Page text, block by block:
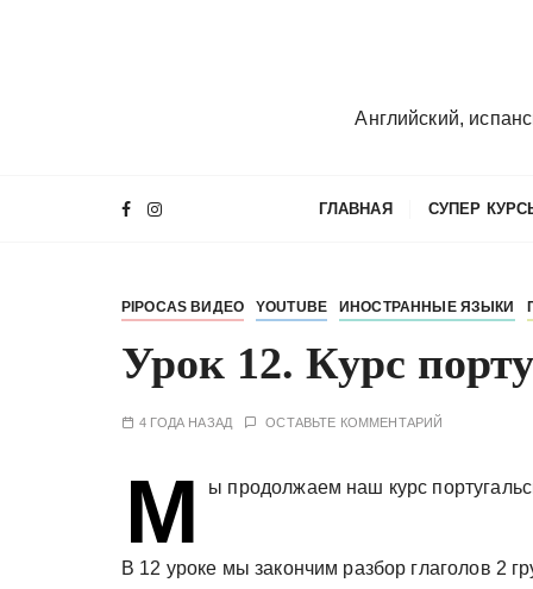
Английский,
ГЛАВНАЯ СУПЕР
PIPOCAS ВИДЕО YOUTUBE ИНОСТРАННЫЕ ЯЗЫКИ
Урок 12. Курс
4 ГОДА НАЗАД ОСТАВЬТЕ КОММЕНТАРИЙ
М ы продолжаем наш курс
В 12 уроке мы закончим разбор глаголов 2